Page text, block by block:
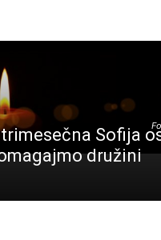
Sofija
družini